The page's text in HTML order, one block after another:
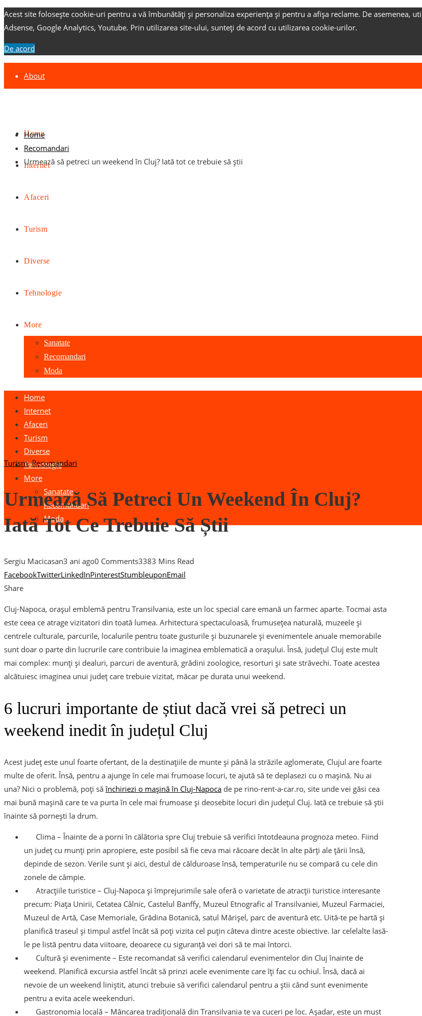
Acest site folosește cookie-uri pentru a vă îmbunătăți și personaliza experiența și pentru a afișa reclame. De asemenea,
Adsense, Google Analytics, Youtube. Prin utilizarea site-ului, sunteți de acord cu utilizarea cookie-urilor.
De acord
About
Home
Internet
Afaceri
Turism
Diverse
Tehnologie
More
Sanatate
Recomandari
Moda
Home
Internet
Afaceri
Turism
Diverse
Tehnologie
More
Sanatate
Recomandari
Moda
Home
Recomandari
Urmează să petreci un weekend în Cluj? Iată tot ce trebuie să știi
Turism,Recomandari
Urmează Să Petreci Un Weekend În Cluj?
Iată Tot Ce Trebuie Să Știi
Sergiu Macicasan3 ani ago0 Comments3383 Mins Read
FacebookTwitterLinkedInPinterestStumbleuponEmail
Share
Cluj-Napoca, orașul emblemă pentru Transilvania, este un loc special care emană un farmec aparte. Tocmai asta
este ceea ce atrage vizitatori din toată lumea. Arhitectura spectaculoasă, frumusețea naturală, muzeele și
centrele culturale, parcurile, localurile pentru toate gusturile și buzunarele și evenimentele anuale memorabile
sunt doar o parte din lucrurile care contribuie la imaginea emblematică a orașului. Însă, județul Cluj este mult
mai complex: munți și dealuri, parcuri de aventură, grădini zoologice, resorturi și sate străvechi. Toate acestea
alcătuiesc imaginea unui județ care trebuie vizitat, măcar pe durata unui weekend.
6 lucruri importante de știut dacă vrei să petreci un
weekend inedit în județul Cluj
Acest județ este unul foarte ofertant, de la destinațiile de munte și până la străzile aglomerate, Clujul are foarte
multe de oferit. Însă, pentru a ajunge în cele mai frumoase locuri, te ajută să te deplasezi cu o mașină. Nu ai
una? Nici o problemă, poți săînchiriezi o mașină în Cluj-Napoca de pe rino-rent-a-car.ro, site unde vei găsi cea
mai bună mașină care te va purta în cele mai frumoase și deosebite locuri din județul Cluj. Iată ce trebuie să știi
înainte să pornești la drum.
Clima – Înainte de a porni în călătoria spre Cluj trebuie să verifici întotdeauna prognoza meteo. Fiind
un județ cu munți prin apropiere, este posibil să fie ceva mai răcoare decât în alte părți ale țării însă,
depinde de sezon. Verile sunt și aici, destul de călduroase însă, temperaturile nu se compară cu cele din
zonele de câmpie.
Atracțiile turistice – Cluj-Napoca și împrejurimile sale oferă o varietate de atracții turistice interesante
precum: Piața Unirii, Cetatea Câlnic, Castelul Banffy, Muzeul Etnografic al Transilvaniei, Muzeul Farmaciei,
Muzeul de Artă, Case Memoriale, Grădina Botanică, satul Mărișel, parc de aventură etc. Uită-te pe hartă și
planifică traseul și timpul astfel încât să poți vizita cel puțin câteva dintre aceste obiective. Iar celelalte lasă-
le pe listă pentru data viitoare, deoarece cu siguranță vei dori să te mai întorci.
Cultură și evenimente – Este recomandat să verifici calendarul evenimentelor din Cluj înainte de
weekend. Planifică excursia astfel încât să prinzi acele evenimente care îți fac cu ochiul. Însă, dacă ai
nevoie de un weekend liniștit, atunci trebuie să verifici calendarul pentru a știi când sunt evenimente
pentru a evita acele weekenduri.
Gastronomia locală – Mâncarea tradițională din Transilvania te va cuceri pe loc. Așadar, este un must